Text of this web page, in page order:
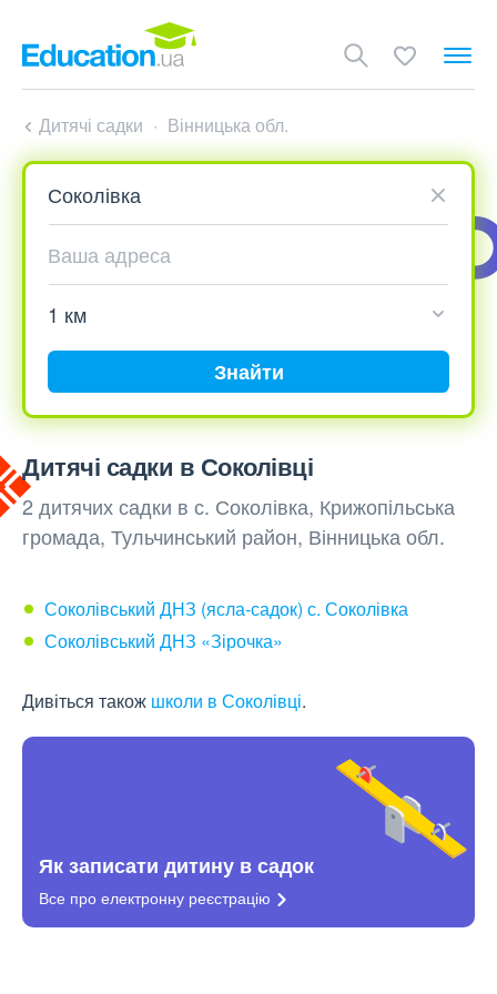
Дитячі садки Вінницька обл.
Знайти
Дитячі садки в Соколівці
2 дитячих садки в с. Соколівка, Крижопільська
громада, Тульчинський район, Вінницька обл.
Соколівський ДНЗ (ясла-садок) с. Соколівка
Соколівський ДНЗ «Зірочка»
Дивіться також школи в Соколівці.
Як записати дитину в садок
Все про електронну реєстрацію